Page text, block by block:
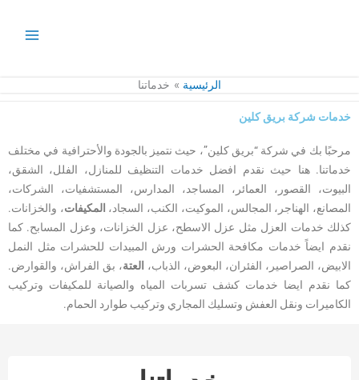
الرئيسية خدماتنا
خدمات شركة بريق كلين
مرحبًا بك في شركة “بريق كلين”، حيث نتميز بالجودة والأحترافية في مختلف
خدماتنا. هنا حيث نقدم افضل خدمات التنظيف للمنازل، الفلل، الشقق،
البيوت، القصور ، العمائر ، المساجد، المدارس، المستشفيات، الشركات،
المصانع، الهناجر ، المجالس، الموكيت، الكنب، السجاد، المكيفات، والخزانات.
كذلك خدمات العزل مثل عزل الاسطح، عزل الخزانات، وعزل المسابح. كما
نقدم ايضاً خدمات مكافحة الحشرات ورش المبيدات للحشرات مثل النمل
الابيض، الصراصير ، الفئران، البعوض، الذباب، العتة، بق الفراش، والقوارض.
كما نقدم ايضا خدمات كشف تسربات المياه والصيانة للمكيفات وتركيب
الكاميرات ونقل العفش وتسليك المجاري وتركيب طوارد الحمام.